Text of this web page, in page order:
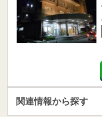
関連情報から探す